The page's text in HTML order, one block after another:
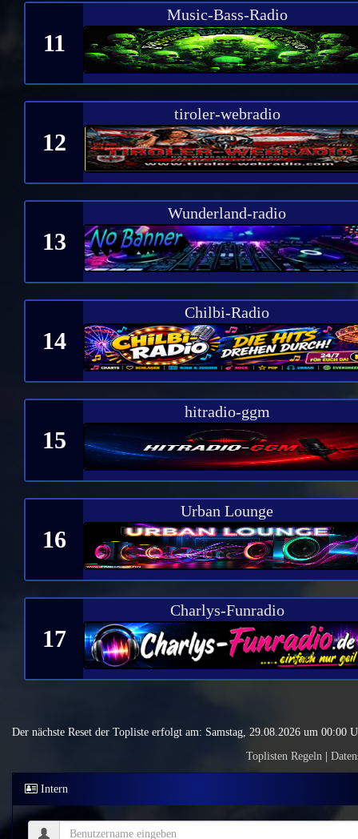
11
Music-Bass-Radio
12
tiroler-webradio
13
Wunderland-radio
14
Chilbi-Radio
15
hitradio-ggm
16
Urban Lounge
17
Charlys-Funradio
Der nächste Reset der Topliste erfolgt am: Samstag, 29.08.2026 um 00:00
Toplisten Regeln
Intern